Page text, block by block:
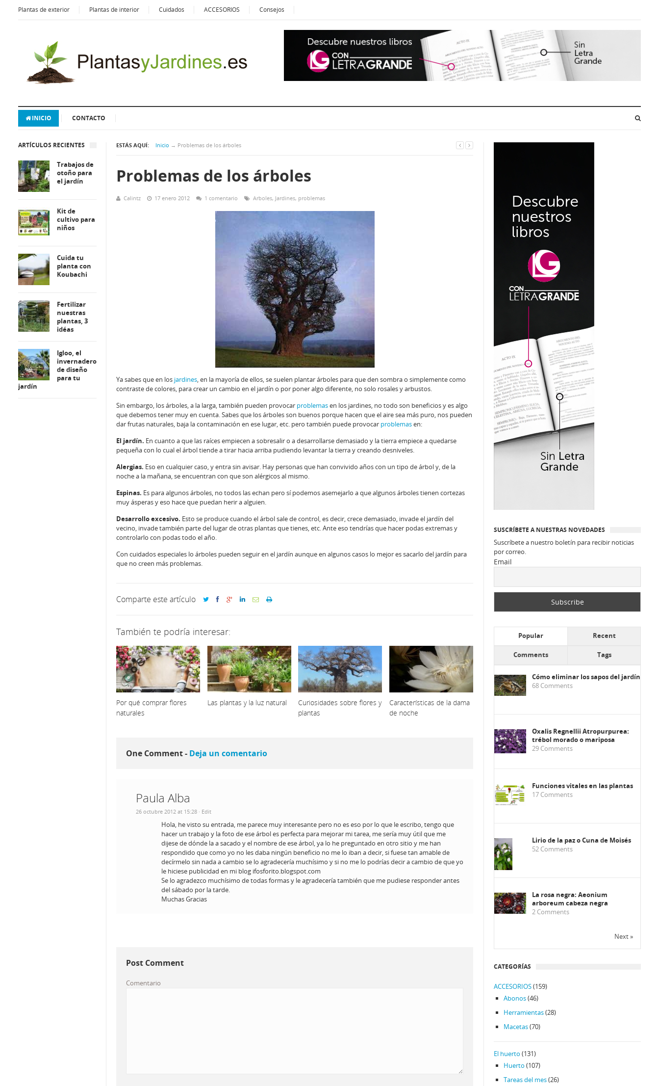
Plantas de exterior Plantas de interior Cuidados ACCESORIOS Consejos
INICIO CONTACTO
ESTÁS AQUÍ: Inicio → Problemas de los árboles
Problemas de los árboles
Calintz 17 enero 2012 1 comentario Arboles, Jardines, problemas
Ya sabes que en los jardines, en la mayoría de ellos, se suelen plantar árboles para que den sombra o simplemente como
contraste de colores, para crear un cambio en el jardín o por poner algo diferente, no solo rosales y arbustos.
Sin embargo, los árboles, a la larga, también pueden provocar problemasen los jardines, no todo son beneficios y es algo
que debemos tener muy en cuenta. Sabes que los árboles son buenos porque hacen que el aire sea más puro, nos pueden
dar frutas naturales, baja la contaminación en ese lugar, etc. pero también puede provocar problemasen:
El jardín. En cuanto a que las raíces empiecen a sobresalir o a desarrollarse demasiado y la tierra empiece a quedarse
pequeña con lo cual el árbol tiende a tirar hacia arriba pudiendo levantar la tierra y creando desniveles.
Alergias. Eso en cualquier caso, y entra sin avisar. Hay personas que han convivido años con un tipo de árbol y, de la
noche a la mañana, se encuentran con que son alérgicos al mismo.
Espinas. Es para algunos árboles, no todos las echan pero sí podemos asemejarlo a que algunos árboles tienen cortezas
muy ásperas y eso hace que puedan herir a alguien.
Desarrollo excesivo. Esto se produce cuando el árbol sale de control, es decir, crece demasiado, invade el jardín del
vecino, invade también parte del lugar de otras plantas que tienes, etc. Ante eso tendrías que hacer podas extremas y
controlarlo con podas todo el año.
Con cuidados especiales lo árboles pueden seguir en el jardín aunque en algunos casos lo mejor es sacarlo del jardín para
que no creen más problemas.
Comparte este artículo
También te podría interesar:
Por qué comprar flores
naturales
Las plantas y la luz natural
Curiosidades sobre flores y
plantas
Características de la dama
de noche
One Comment - Deja un comentario
Paula Alba
26 octubre 2012 at 15:28 · Edit
Hola, he visto su entrada, me parece muy interesante pero no es eso por lo que le escribo, tengo que
hacer un trabajo y la foto de ese árbol es perfecta para mejorar mi tarea, me sería muy útil que me
dijese de dónde la a sacado y el nombre de ese árbol, ya lo he preguntado en otro sitio y me han
respondido que como yo no les daba ningún beneficio no me lo iban a decir, si fuese tan amable de
decírmelo sin nada a cambio se lo agradecería muchísimo y si no me lo podrías decir a cambio de que yo
le hiciese publicidad en mi blog ifosforito.blogspot.com
Se lo agradezco muchísimo de todas formas y le agradecería también que me pudiese responder antes
del sábado por la tarde.
Muchas Gracias
Post Comment
Comentario
ARTÍCULOS RECIENTES
Trabajos de
otoño para
el jardín
Kit de
cultivo para
niños
Cuida tu
planta con
Koubachi
Fertilizar
nuestras
plantas, 3
idéas
Igloo, el
invernadero
de diseño
para tu
jardín
SUSCRÍBETE A NUESTRAS NOVEDADES
Suscríbete a nuestro boletín para recibir noticias
por correo.
Email
Popular Recent
Comments Tags
Cómo eliminar los sapos del jardín
68 Comments
Oxalis Regnellii Atropurpurea:
trébol morado o mariposa
29 Comments
Funciones vitales en las plantas
17 Comments
Lirio de la paz o Cuna de Moisés
52 Comments
La rosa negra: Aeonium
arboreum cabeza negra
2 Comments
Next »
CATEGORÍAS
ACCESORIOS(159)
Abonos(46)
Herramientas(28)
Macetas(70)
El huerto (131)
Huerto (107)
Tareas del mes(26)